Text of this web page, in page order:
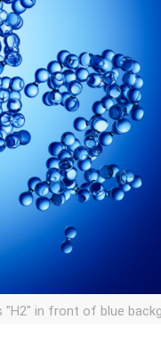
in front of blue